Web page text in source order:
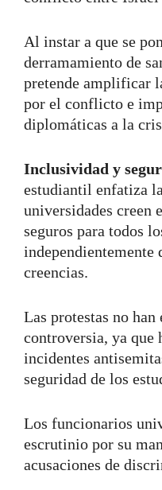
Al instar a que se
derramamiento de
pretende amplificar
por el conflicto e
diplomáticas a la
Inclusividad y
estudiantil enfatiza
universidades creen
seguros para todos
independientemente
creencias.
Las protestas no han
controversia, ya que
incidentes
seguridad de los
Los funcionarios
escrutinio por su
acusaciones de